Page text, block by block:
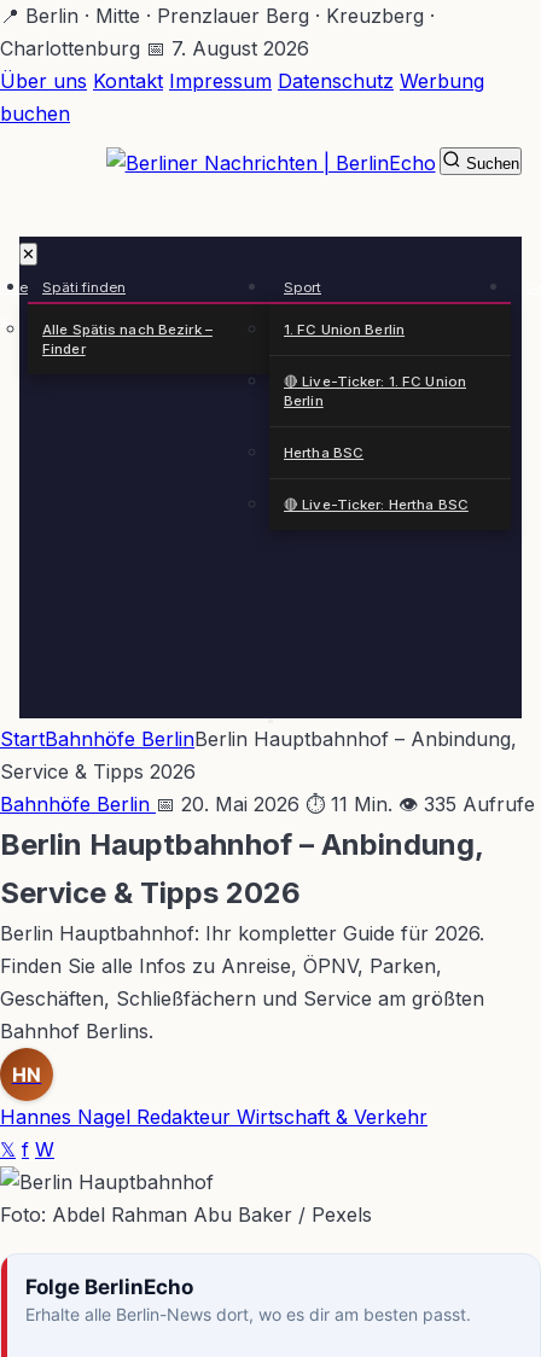
Zum
Hauptinhalt
springen
📍 Berlin · Mitte · Prenzlauer Berg · Kreuzberg ·
Charlottenburg 📅 7. August 2026
Über uns Kontakt Impressum Datenschutz Werbung
buchen
✕
Späti finden
Alle Spätis nach Bezirk –
Finder
Sport
1. FC Union Berlin
🔴 Live-Ticker: 1. FC Union
Berlin
Hertha BSC
🔴 Live-Ticker: Hertha BSC
Suchen
StartBahnhöfe BerlinBerlin Hauptbahnhof – Anbindung,
Service & Tipps 2026
Bahnhöfe Berlin 📅 20. Mai 2026 ⏱ 11 Min. 👁 335 Aufrufe
Berlin Hauptbahnhof – Anbindung,
Service & Tipps 2026
Berlin Hauptbahnhof: Ihr kompletter Guide für 2026.
Finden Sie alle Infos zu Anreise, ÖPNV, Parken,
Geschäften, Schließfächern und Service am größten
Bahnhof Berlins.
HN
Hannes Nagel Redakteur Wirtschaft & Verkehr
𝕏 f W
Foto: Abdel Rahman Abu Baker / Pexels
Folge BerlinEcho
Erhalte alle Berlin-News dort, wo es dir am besten passt.